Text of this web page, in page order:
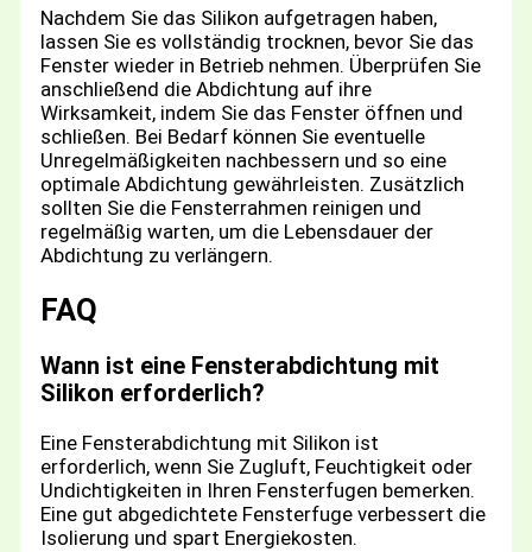
Nachdem Sie das Silikon aufgetragen haben,
lassen Sie es vollständig trocknen, bevor Sie das
Fenster wieder in Betrieb nehmen. Überprüfen Sie
anschließend die Abdichtung auf ihre
Wirksamkeit, indem Sie das Fenster öffnen und
schließen. Bei Bedarf können Sie eventuelle
Unregelmäßigkeiten nachbessern und so eine
optimale Abdichtung gewährleisten. Zusätzlich
sollten Sie die Fensterrahmen reinigen und
regelmäßig warten, um die Lebensdauer der
Abdichtung zu verlängern.
FAQ
Wann ist eine Fensterabdichtung mit
Silikon erforderlich?
Eine Fensterabdichtung mit Silikon ist
erforderlich, wenn Sie Zugluft, Feuchtigkeit oder
Undichtigkeiten in Ihren Fensterfugen bemerken.
Eine gut abgedichtete Fensterfuge verbessert die
Isolierung und spart Energiekosten.